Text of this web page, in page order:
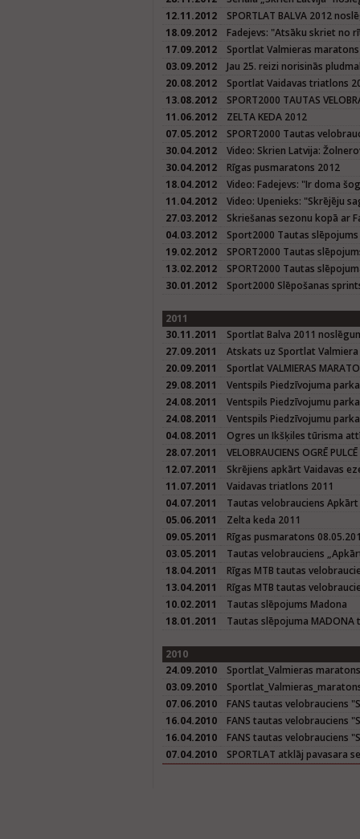
12.11.2012
SPORTLAT BALVA 2012
18.09.2012
Fadejevs: "Atsāku skriet no
17.09.2012
Sportlat Valmieras
03.09.2012
Jau 25. reizi norisinās
20.08.2012
Sportlat Vaidavas triatlons
13.08.2012
SPORT2000 TAUTAS
11.06.2012
ZELTA KEDA 2012
07.05.2012
SPORT2000 Tautas
30.04.2012
Video: Skrien Latvija:
30.04.2012
Rīgas pusmaratons 2012
18.04.2012
Video: Fadejevs: "Ir doma
11.04.2012
Video: Upenieks: "Skrējēju
27.03.2012
Skriešanas sezonu kopā ar
04.03.2012
Sport2000 Tautas
19.02.2012
SPORT2000 Tautas
13.02.2012
SPORT2000 Tautas
30.01.2012
Sport2000 Slēpošanas
2011
30.11.2011
Sportlat Balva 2011
27.09.2011
Atskats uz Sportlat
20.09.2011
Sportlat VALMIERAS
29.08.2011
Ventspils Piedzīvojuma
24.08.2011
Ventspils Piedzīvojumu
24.08.2011
Ventspils Piedzīvojumu
04.08.2011
Ogres un Ikšķiles tūrisma
28.07.2011
VELOBRAUCIENS OGRĒ
12.07.2011
Skrējiens apkārt Vaidavas
11.07.2011
Vaidavas triatlons 2011
04.07.2011
Tautas velobrauciens
05.06.2011
Zelta keda 2011
09.05.2011
Rīgas pusmaratons
03.05.2011
Tautas velobrauciens
18.04.2011
Rīgas MTB tautas
13.04.2011
Rīgas MTB tautas
10.02.2011
Tautas slēpojums Madona
18.01.2011
Tautas slēpojuma
2010
24.09.2010
Sportlat_Valmieras
03.09.2010
07.06.2010
FANS tautas velobrauciens
16.04.2010
FANS tautas velobrauciens
16.04.2010
FANS tautas velobrauciens
07.04.2010
SPORTLAT atklāj pavasara